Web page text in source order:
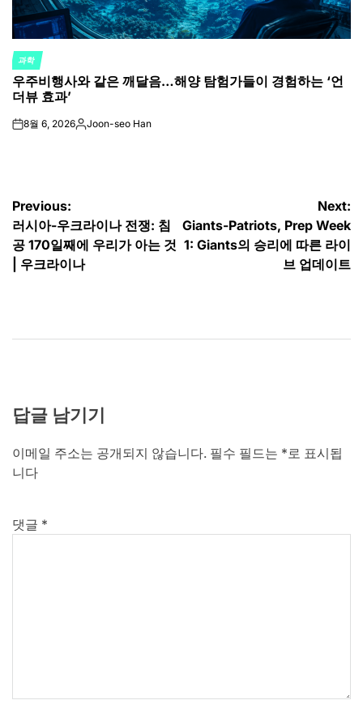
POSTED
IN
과학
우주비행사와 같은 깨달음…해양 탐험가들이 경험하는 ‘언
더뷰 효과’
on8월 6, 2026Posted
Joon-seo Han
글
탐
색
Previous:
러시아-우크라이나 전쟁: 침
공 170일째에 우리가 아는 것
| 우크라이나
Next:
Giants-Patriots, Prep Week
1: Giants의 승리에 따른 라이
브 업데이트
답글 남기기
이메일 주소는 공개되지 않습니다. 필수 필드는 *로 표시됩
니다
댓글 *